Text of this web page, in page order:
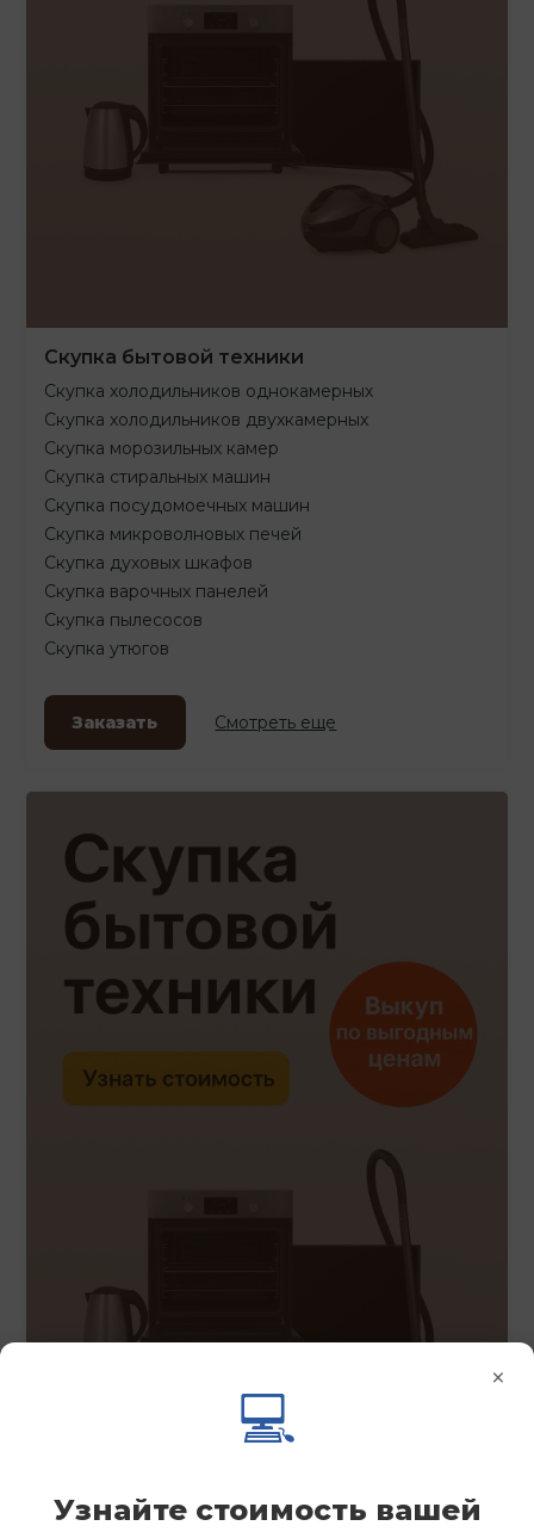
Скупка бытовой техники
Скупка холодильников однокамерных
Скупка холодильников двухкамерных
Скупка морозильных камер
Скупка стиральных машин
Скупка посудомоечных машин
Скупка микроволновых печей
Скупка духовых шкафов
Скупка варочных панелей
Скупка пылесосов
Скупка утюгов
Заказать Смотреть еще
×
💻
Узнайте стоимость вашей